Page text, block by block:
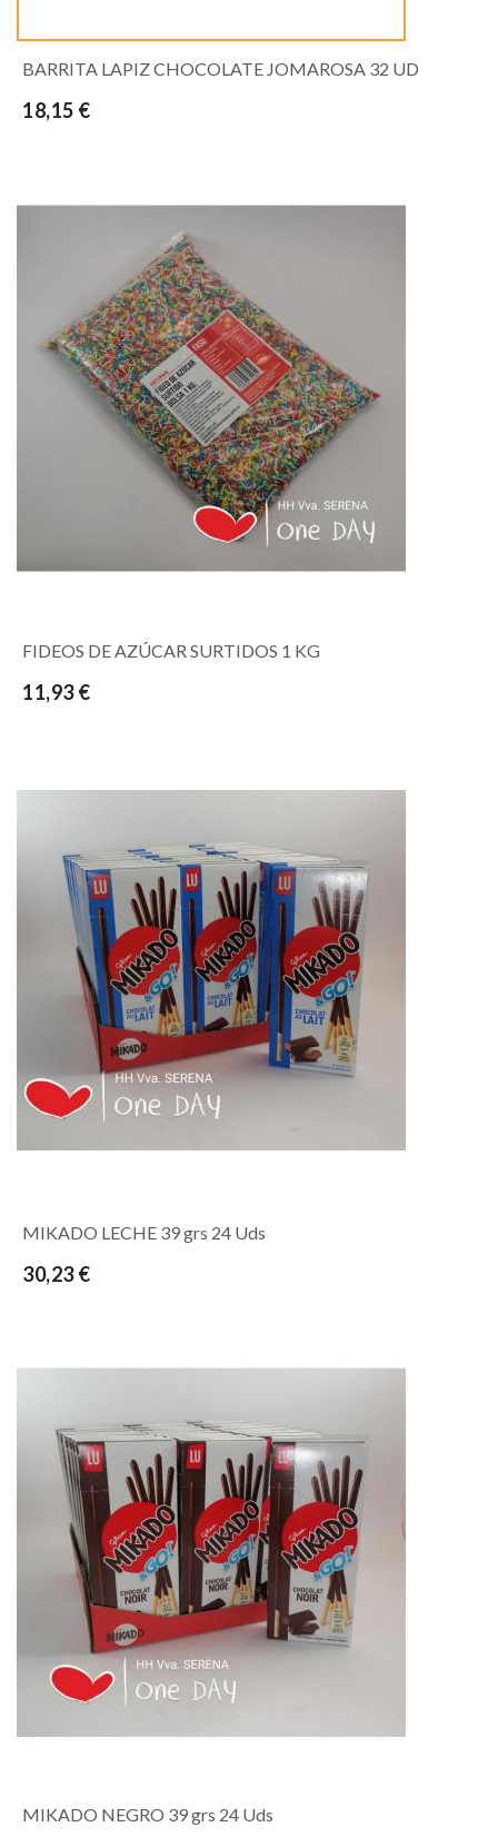
BARRITA LAPIZ CHOCOLATE JOMAROSA 32 UD
18,15 €
FIDEOS DE AZÚCAR SURTIDOS 1 KG
11,93 €
MIKADO LECHE 39 grs 24 Uds
30,23 €
MIKADO NEGRO 39 grs 24 Uds